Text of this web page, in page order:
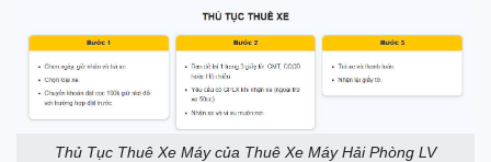
Thủ Tục Thuê Xe Máy của Thuê Xe Máy Hải Phòng LV